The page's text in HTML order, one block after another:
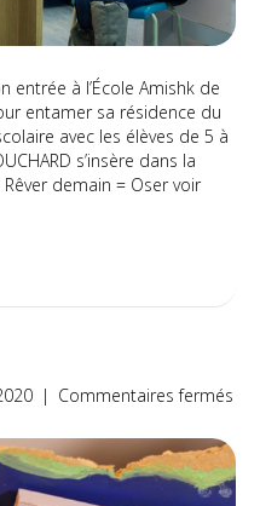
entrée à l’École Amishk de
entamer sa résidence du
avec les élèves de 5 à
s’insère dans la
demain = Oser voir
| Commentaires fermés